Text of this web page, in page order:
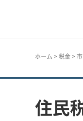
ホーム > 税金>
住民